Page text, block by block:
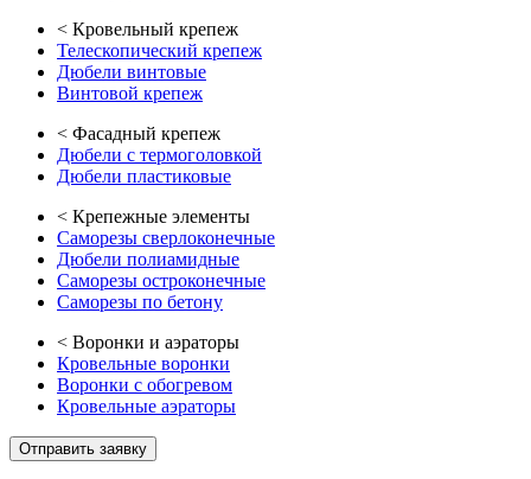
< Кровельный крепеж
Телескопический крепеж
Дюбели винтовые
Винтовой крепеж
< Фасадный крепеж
Дюбели с термоголовкой
Дюбели пластиковые
< Крепежные элементы
Саморезы сверлоконечные
Дюбели полиамидные
Саморезы остроконечные
Саморезы по бетону
< Воронки и аэраторы
Кровельные воронки
Воронки с обогревом
Кровельные аэраторы
Отправить заявку